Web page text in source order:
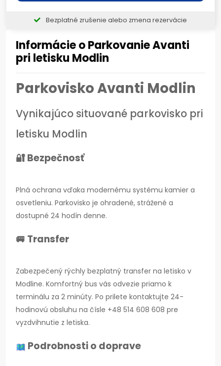
Informácie o Parkovanie Avanti
pri letisku Modlin
Parkovisko Avanti Modlin
Vynikajúco situované parkovisko pri
letisku Modlin
🔐 Bezpečnosť
Plná ochrana vďaka modernému systému kamier a
osvetleniu. Parkovisko je ohradené, strážené a
dostupné 24 hodín denne.
🚐 Transfer
Zabezpečený rýchly bezplatný transfer na letisko v
Modline. Komfortný bus vás odvezie priamo k
terminálu za 2 minúty. Po prilete kontaktujte 24-
hodinovú obsluhu na čísle +48 514 608 608 pre
vyzdvihnutie z letiska.
Podrobnosti o doprave
Bezplatné zrušenie alebo zmena rezervácie